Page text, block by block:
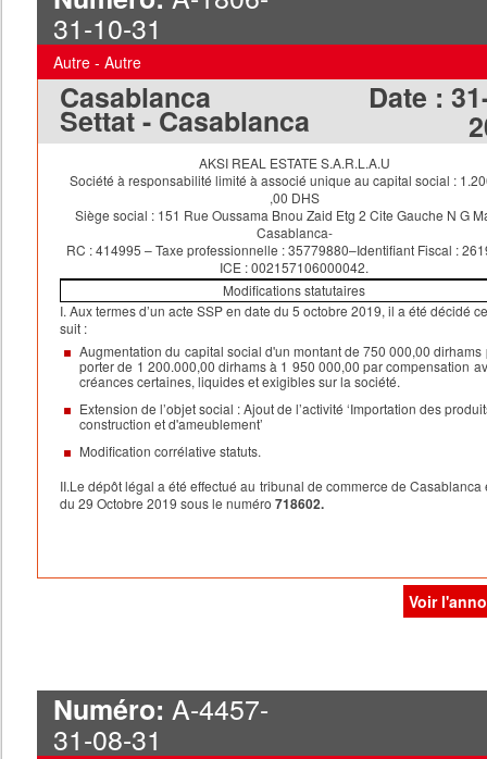
31-10-31
Autre - Autre
Casablanca
Settat - Casablanca
Date :
AKSI REAL ESTATE S.A.R.L.A.U
Société à responsabilité limité à associé unique au capital social :
,00 DHS
Siège social : 151 Rue Oussama Bnou Zaid Etg 2 Cite Gauche N G
Casablanca-
RC : 414995 – Taxe professionnelle : 35779880–Identifiant Fiscal :
ICE : 002157106000042.
Modifications statutaires
I. Aux termes d’un acte SSP en date du 5 octobre 2019, il a été décidé
suit :
Augmentation du capital social d'un montant de 750 000,00 dirhams
porter de 1 200.000,00 dirhams à 1 950 000,00 par compensation
créances certaines, liquides et exigibles sur la société.
Extension de l’objet social : Ajout de l’activité ‘Importation des
construction et d'ameublement’
Modification corrélative statuts.
II.Le dépôt légal a été effectué au tribunal de commerce de Casablanca
du 29 Octobre 2019 sous le numéro718602.
Voir
Numéro: A-4457-
31-08-31